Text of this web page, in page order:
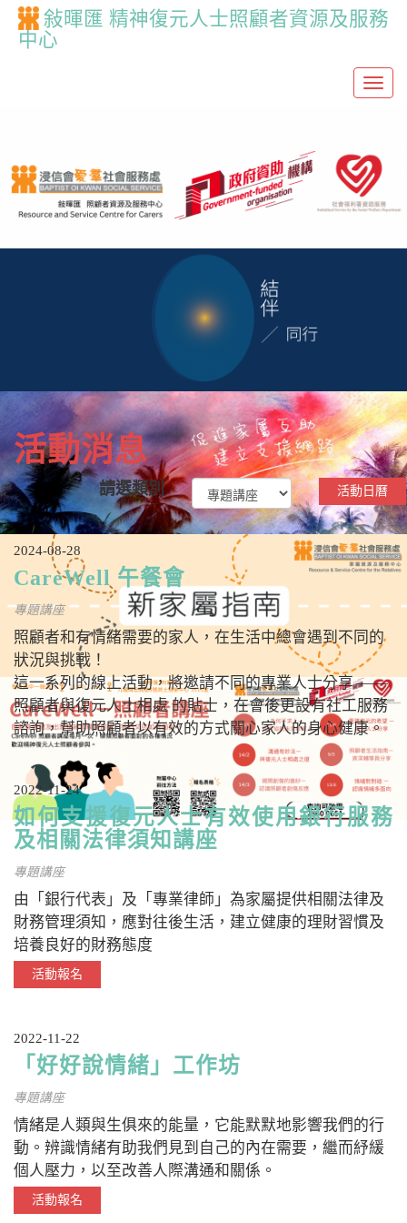
敍暉匯 精神復元人士照顧者資源及服務
中心
T
g
l
e
a
o
n
活動消息
請選類別 活動日曆
2024-08-28
CareWell 午餐會
專題講座
照顧者和有情緒需要的家人，在生活中總會遇到不同的
狀況與挑戰！
這一系列的線上活動，將邀請不同的專業人士分享 ——
照顧者與復元人士相處 的貼士，在會後更設有社工服務
諮詢，幫助照顧者以有效的方式關心家人的身心健康。
2022-11-24
如何支援復元人士有效使用銀行服務
及相關法律須知講座
專題講座
由「銀行代表」及「專業律師」為家屬提供相關法律及
財務管理須知，應對往後生活，建立健康的理財習慣及
培養良好的財務態度
活動報名
2022-11-22
「好好說情緒」工作坊
專題講座
情緒是人類與生俱來的能量，它能默默地影響我們的行
動。辨識情緒有助我們見到自己的內在需要，繼而紓緩
個人壓力，以至改善人際溝通和關係。
活動報名